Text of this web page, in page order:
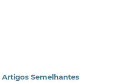
Artigos Semelhantes